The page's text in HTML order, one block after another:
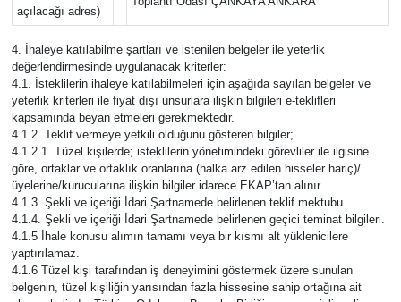
açılacağı adres)
4. İhaleye katılabilme şartları ve istenilen belgeler ile yeterlik
değerlendirmesinde uygulanacak kriterler:
4.1. İsteklilerin ihaleye katılabilmeleri için aşağıda sayılan belgeler ve
yeterlik kriterleri ile fiyat dışı unsurlara ilişkin bilgileri e-teklifleri
kapsamında beyan etmeleri gerekmektedir.
4.1.2. Teklif vermeye yetkili olduğunu gösteren bilgiler;
4.1.2.1. Tüzel kişilerde; isteklilerin yönetimindeki görevliler ile ilgisine
göre, ortaklar ve ortaklık oranlarına (halka arz edilen hisseler hariç)/
üyelerine/kurucularına ilişkin bilgiler idarece EKAP’tan alınır.
4.1.3. Şekli ve içeriği İdari Şartnamede belirlenen teklif mektubu.
4.1.4. Şekli ve içeriği İdari Şartnamede belirlenen geçici teminat bilgileri.
4.1.5 İhale konusu alımın tamamı veya bir kısmı alt yüklenicilere
yaptırılamaz.
4.1.6 Tüzel kişi tarafından iş deneyimini göstermek üzere sunulan
belgenin, tüzel kişiliğin yarısından fazla hissesine sahip ortağına ait